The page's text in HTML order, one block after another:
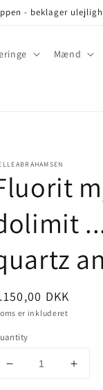
- beklager
Mænd
DKK
er inkluderet
Decrease